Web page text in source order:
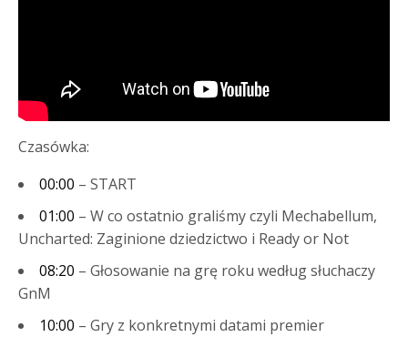
Czasówka:
00:00 – START
01:00 – W co ostatnio graliśmy czyli Mechabellum,
Uncharted: Zaginione dziedzictwo i Ready or Not
08:20 – Głosowanie na grę roku według słuchaczy
GnM
10:00 – Gry z konkretnymi datami premier